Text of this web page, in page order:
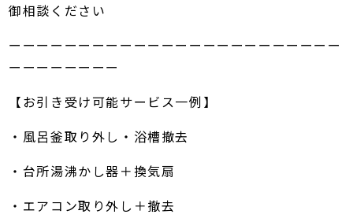
御相談ください
ーーーーーーーーーーーーーーーーーーーーーーーー
ーーーーーーーー
【お引き受け可能サービス一例】
・風呂釜取り外し・浴槽撤去
・台所湯沸かし器＋換気扇
・エアコン取り外し＋撤去